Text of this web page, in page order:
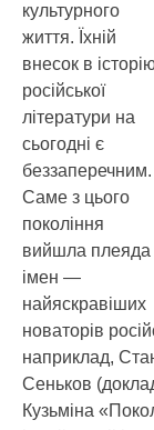
культурного
життя. Їхній
внесок в
російської
літератури на
сьогодні є
беззаперечним.
Саме з цього
покоління
вийшла плеяда
імен —
найяскравіших
новаторів
наприклад,
Сеньков
Кузьміна